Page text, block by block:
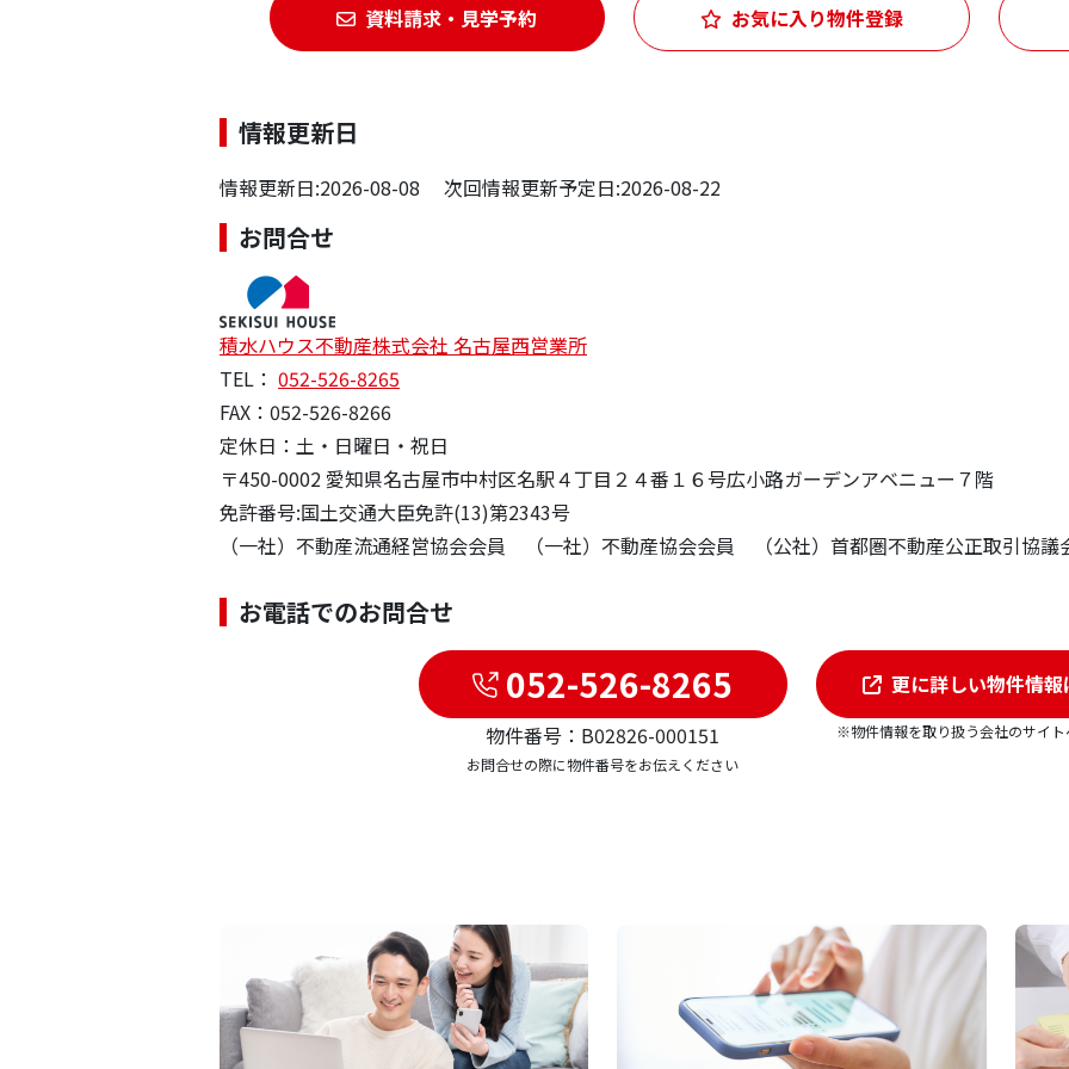
資料請求・見学予約 お気に入り物件登録
情報更新日
情報更新日:2026-08-08 次回情報更新予定日:2026-08-22
お問合せ
積水ハウス不動産株式会社 名古屋西営業所
TEL： 052-526-8265
FAX：052-526-8266
定休日：土・日曜日・祝日
〒450-0002 愛知県名古屋市中村区名駅４丁目２４番１６号広小路ガーデンアベニュー７階
免許番号:国土交通大臣免許(13)第2343号
（一社）不動産流通経営協会会員 （一社）不動産協会会員 （公社）首都圏不動産公正取引
お電話でのお問合せ
052-526-8265
物件番号：B02826-000151
お問合せの際に物件番号をお伝えください
更に詳しい物件情
※物件情報を取り扱う会社のサイト